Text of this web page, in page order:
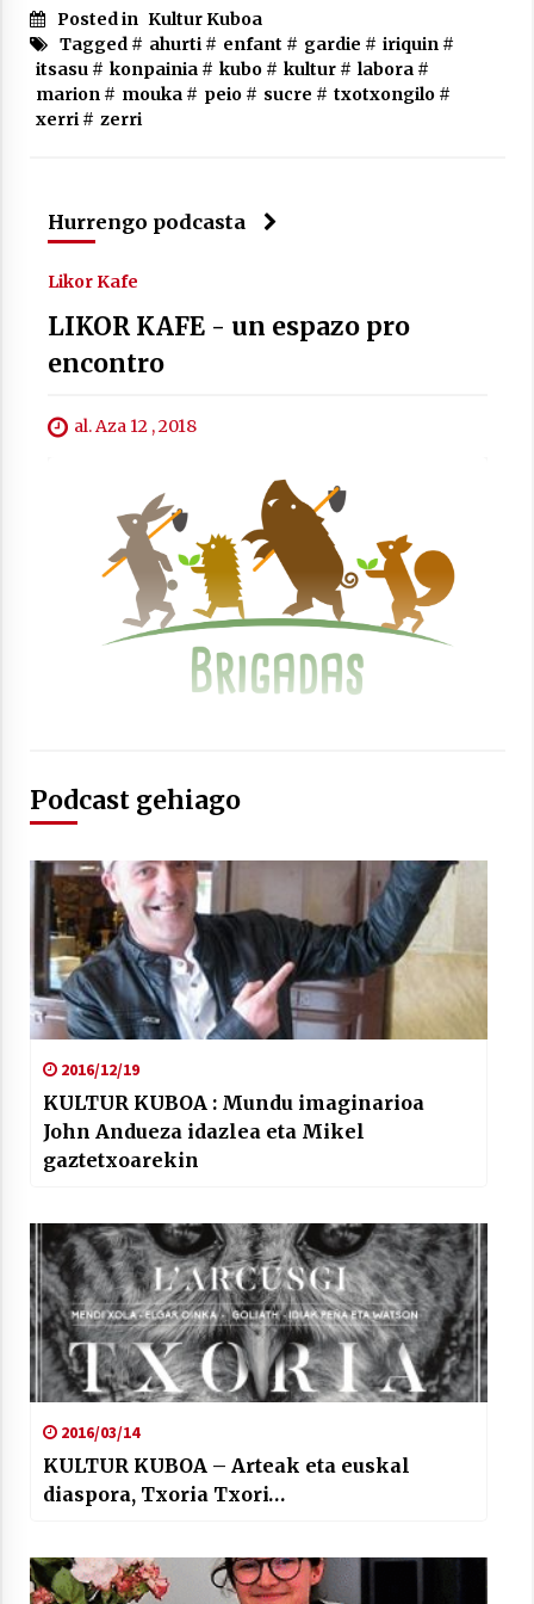
Berria egunkarian elkarrizketa
Hala Bedi irratiko Hizpidea saioan
2021/07/01
Arrosaren laburpen bideoa Hamaika
Posted in Kultur Kuboa
Tagged # ahurti# enfant # gardie # iriquin#
itsasu# konpainia# kubo# kultur# labora#
marion# mouka# peio# sucre # txotxongilo#
xerri# zerri
Hurrengo podcasta
Likor Kafe
LIKOR KAFE - un espazo pro
encontro
al. Aza 12 , 2018
Podcast gehiago
2016/12/19
KULTUR KUBOA : Mundu imaginarioa
John Andueza idazlea eta Mikel
gaztetxoarekin
2016/03/14
KULTUR KUBOA – Arteak eta euskal
diaspora, Txoria Txori…